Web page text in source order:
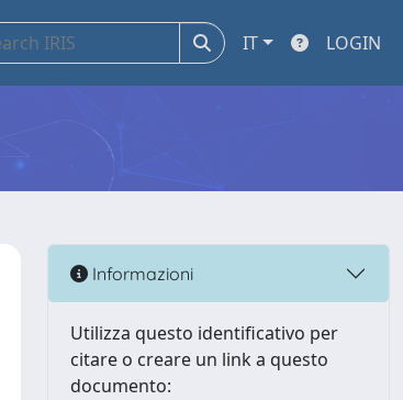
IT LOGIN
Informazioni
Utilizza questo identificativo per
citare o creare un link a questo
documento: